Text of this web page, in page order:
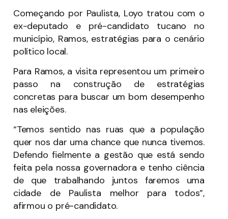
Começando por Paulista, Loyo tratou com o
ex-deputado e pré-candidato tucano no
município, Ramos, estratégias para o cenário
político local.
Para Ramos, a visita representou um primeiro
passo na construção de estratégias
concretas para buscar um bom desempenho
nas eleições.
“Temos sentido nas ruas que a população
quer nos dar uma chance que nunca tivemos.
Defendo fielmente a gestão que está sendo
feita pela nossa governadora e tenho ciência
de que trabalhando juntos faremos uma
cidade de Paulista melhor para todos”,
afirmou o pré-candidato.